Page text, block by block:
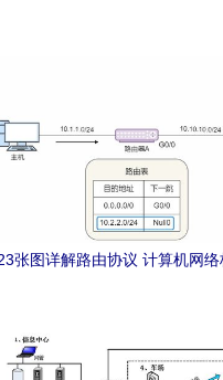
张图详解路由协议 计算机网